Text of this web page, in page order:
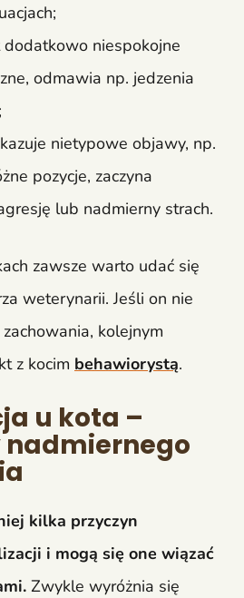
dodatkowo niespokojne
odmawia np. jedzenia
nietypowe objawy, np.
pozycje, zaczyna
lub nadmierny strach.
zawsze warto udać się
weterynarii. Jeśli on nie
kolejnym
z kocim behawiorystą.
u kota –
nadmiernego
kilka przyczyn
i mogą się one wiązać
Zwykle wyróżnia się